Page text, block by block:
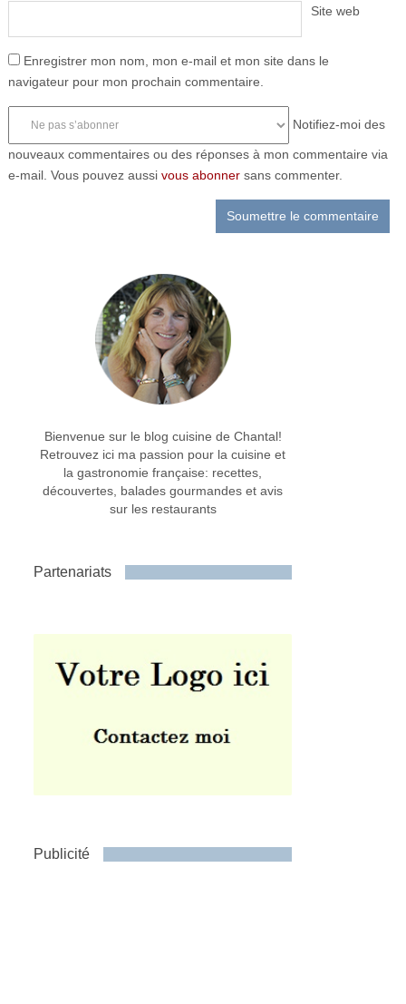
Site web
Enregistrer mon nom, mon e-mail et mon site dans le
navigateur pour mon prochain commentaire.
Notifiez-moi des
nouveaux commentaires ou des réponses à mon commentaire via
e-mail. Vous pouvez aussi vous abonnersans commenter.
Bienvenue sur le blog cuisine de Chantal!
Retrouvez ici ma passion pour la cuisine et
la gastronomie française: recettes,
découvertes, balades gourmandes et avis
sur les restaurants
Partenariats
Publicité